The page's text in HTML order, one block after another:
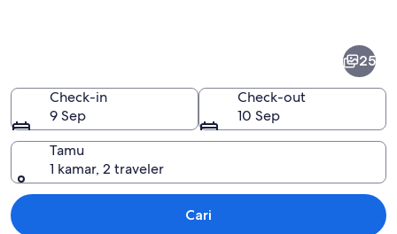
25
Check-in
9 Sep
Check-out
10 Sep
Tamu
1 kamar, 2 traveler
Cari